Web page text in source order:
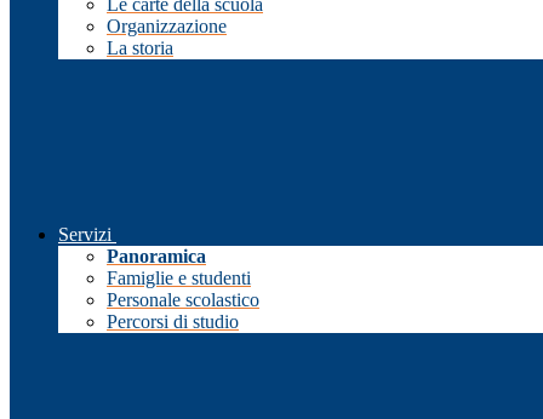
Le carte della scuola
Organizzazione
La storia
Servizi
Panoramica
Famiglie e studenti
Personale scolastico
Percorsi di studio